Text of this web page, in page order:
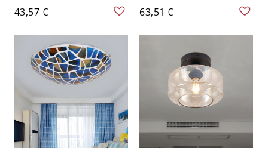
Stil, 1 Licht, flache
Montage mit schwarzer
Baldachin
43,57 €
Glas 1-Licht Schwarz
Halb-Flush-Montage-Licht
- Transparenz 110V-120V
63,51 €